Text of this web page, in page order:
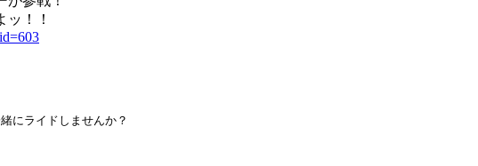
！！
にライドしませんか？